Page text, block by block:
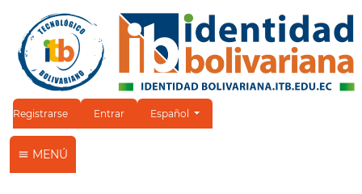
Registrarse Entrar Cambiar el idioma. El idioma actual es:
Español
MENÚ